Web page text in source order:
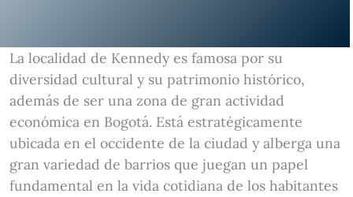
La localidad de Kennedy es famosa por su
diversidad cultural y su patrimonio histórico,
además de ser una zona de gran actividad
económica en Bogotá. Está estratégicamente
ubicada en el occidente de la ciudad y alberga una
gran variedad de barrios que juegan un papel
fundamental en la vida cotidiana de los habitantes